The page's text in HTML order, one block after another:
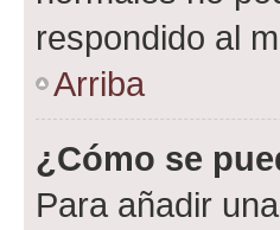
respondido al
Arriba
¿Cómo se
Para añadir